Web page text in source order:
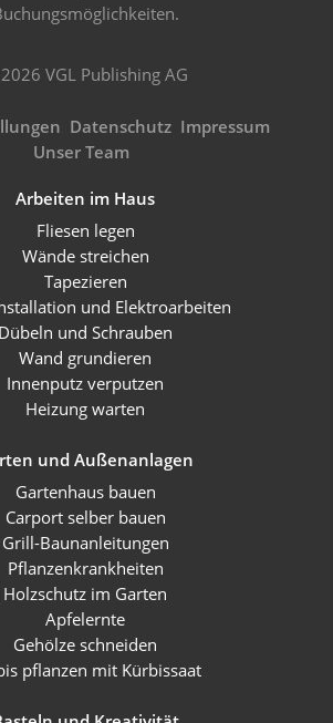
VGL Publishing AG
Datenschutz Impressum
Unser Team
Arbeiten im Haus
Fliesen legen
Wände streichen
Tapezieren
und Elektroarbeiten
Dübeln und Schrauben
Wand grundieren
Innenputz verputzen
Heizung warten
und Außenanlagen
Gartenhaus bauen
Carport selber bauen
Grill-Baunanleitungen
Pflanzenkrankheiten
Holzschutz im Garten
Apfelernte
Gehölze schneiden
pflanzen mit Kürbissaat